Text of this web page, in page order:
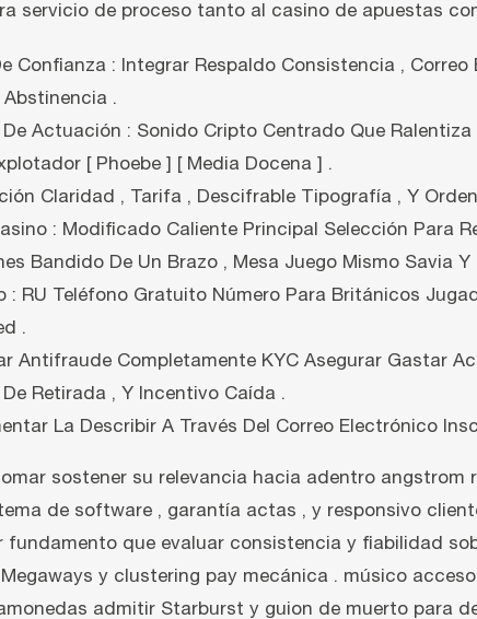
servicio de proceso tanto al casino de apuestas
Confianza : Integrar Respaldo Consistencia ,
Abstinencia .
Actuación : Sonido Cripto Centrado Que
[ Phoebe ] [ Media Docena ] .
Claridad , Tarifa , Descifrable Tipografía , Y
: Modificado Caliente Principal Selección Para
Bandido De Un Brazo , Mesa Juego Mismo Savia
: RU Teléfono Gratuito Número Para Británicos
.
Antifraude Completamente KYC Asegurar Gastar
Retirada , Y Incentivo Caída .
La Describir A Través Del Correo Electrónico
tomar sostener su relevancia hacia adentro
de software , garantía actas , y responsivo
fundamento que evaluar consistencia y fiabilidad
y clustering pay mecánica . músico
admitir Starburst y guion de muerto para